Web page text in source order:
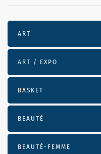
ART
ART / EXPO
BASKET
BEAUTÉ
BEAUTÉ-FEMME